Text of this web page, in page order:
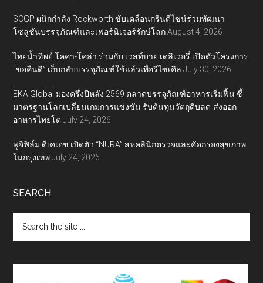
SCGP ผนึกกำลัง Rockworth ขับเคลื่อนกรีนดีไซน์ร่วมพัฒนา
โซลูชันบรรจุภัณฑ์และเฟอร์นิเจอร์รักษ์โลก August 4, 2026
ไทยน้ำทิพย์ โคคา-โคล่า ร่วมกับ เวสท์บาย เดลิเวอรี่ เปิดตัวโครงการ
“ขอคืนดี” เก็บกลับบรรจุภัณฑ์ใช้แล้วเพื่อรีไซเคิล July 30, 2026
EKA Global มองครึ่งปีหลัง 2569 ตลาดบรรจุภัณฑ์อาหารเริ่มฟื้น ชี้
มาตรฐานโลกเปลี่ยนเกมการแข่งขัน รับต้นทุนวัตถุดิบลด-ส่งออก
อาหารไทยโต July 24, 2026
ฟูจิฟิล์ม ดีเคเอช เปิดตัว “NURA” สหคลินิกตรวจและคัดกรองสุขภาพ
ในกรุงเทพ July 24, 2026
SEARCH
the